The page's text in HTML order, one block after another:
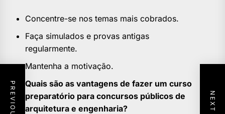
Concentre-se nos temas mais cobrados.
Faça simulados e provas antigas
regularmente.
Mantenha a motivação.
Quais são as vantagens de fazer um curso
preparatório para concursos públicos de
arquitetura e engenharia?